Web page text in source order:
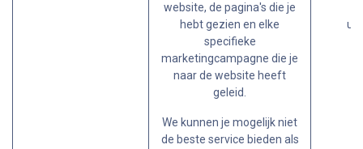
website, de pagina's die je
hebt gezien en elke
specifieke
marketingcampagne die je
naar de website heeft
geleid.
We kunnen je mogelijk niet
de beste service bieden als